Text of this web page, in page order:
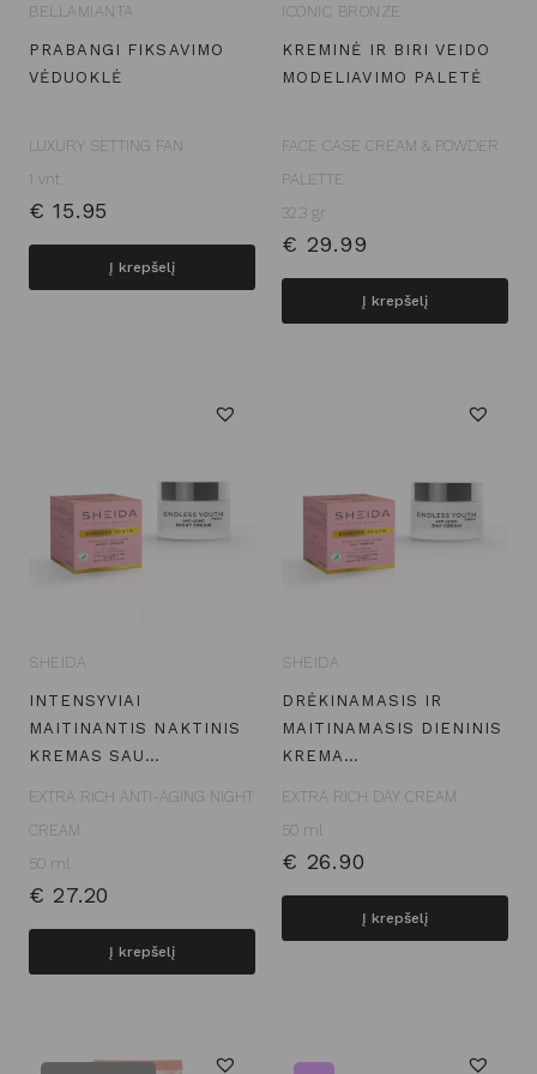
BELLAMIANTA
PRABANGI FIKSAVIMO
VĖDUOKLĖ
LUXURY SETTING FAN
1 vnt
€ 15.95
Į krepšelį
ICONIC BRONZE
KREMINĖ IR BIRI VEIDO
MODELIAVIMO PALETĖ
FACE CASE CREAM & POWDER
PALETTE
32.3 gr
€ 29.99
Į krepšelį
SHEIDA
INTENSYVIAI
MAITINANTIS NAKTINIS
KREMAS SAU…
EXTRA RICH ANTI-AGING NIGHT
CREAM
50 ml
€ 27.20
Į krepšelį
SHEIDA
DRĖKINAMASIS IR
MAITINAMASIS DIENINIS
KREMA…
EXTRA RICH DAY CREAM
50 ml
€ 26.90
Į krepšelį